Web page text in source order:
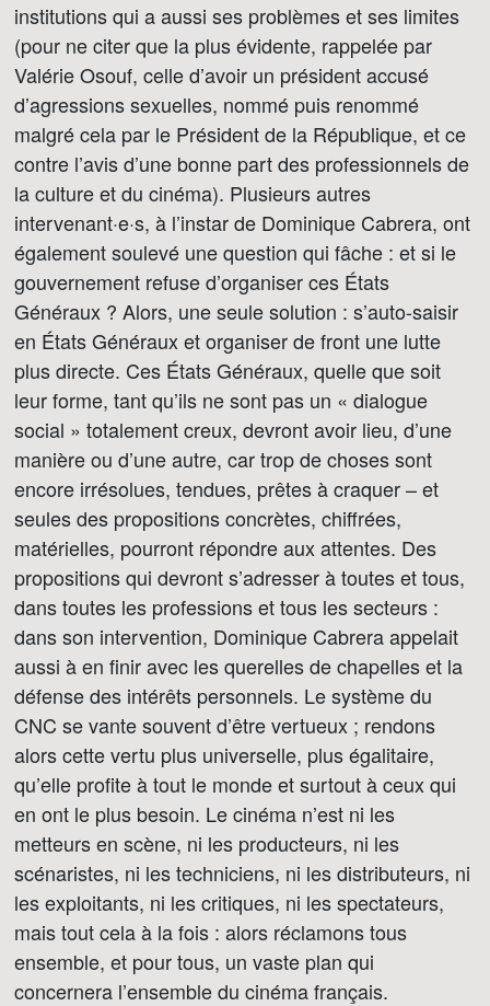
institutions qui a aussi ses problèmes et ses limites
(pour ne citer que la plus évidente, rappelée par
Valérie Osouf, celle d’avoir un président accusé
d’agressions sexuelles, nommé puis renommé
malgré cela par le Président de la République, et ce
contre l’avis d’une bonne part des professionnels de
la culture et du cinéma). Plusieurs autres
intervenant·e·s, à l’instar de Dominique Cabrera, ont
également soulevé une question qui fâche : et si le
gouvernement refuse d’organiser ces États
Généraux ? Alors, une seule solution : s’auto-saisir
en États Généraux et organiser de front une lutte
plus directe. Ces États Généraux, quelle que soit
leur forme, tant qu’ils ne sont pas un « dialogue
social » totalement creux, devront avoir lieu, d’une
manière ou d’une autre, car trop de choses sont
encore irrésolues, tendues, prêtes à craquer – et
seules des propositions concrètes, chiffrées,
matérielles, pourront répondre aux attentes. Des
propositions qui devront s’adresser à toutes et tous,
dans toutes les professions et tous les secteurs :
dans son intervention, Dominique Cabrera appelait
aussi à en finir avec les querelles de chapelles et la
défense des intérêts personnels. Le système du
CNC se vante souvent d’être vertueux ; rendons
alors cette vertu plus universelle, plus égalitaire,
qu’elle profite à tout le monde et surtout à ceux qui
en ont le plus besoin. Le cinéma n’est ni les
metteurs en scène, ni les producteurs, ni les
scénaristes, ni les techniciens, ni les distributeurs, ni
les exploitants, ni les critiques, ni les spectateurs,
mais tout cela à la fois : alors réclamons tous
ensemble, et pour tous, un vaste plan qui
concernera l’ensemble du cinéma français.